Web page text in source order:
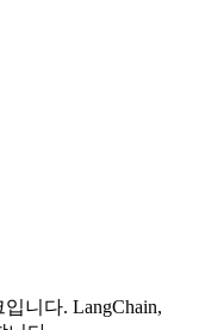
니다. LangChain,